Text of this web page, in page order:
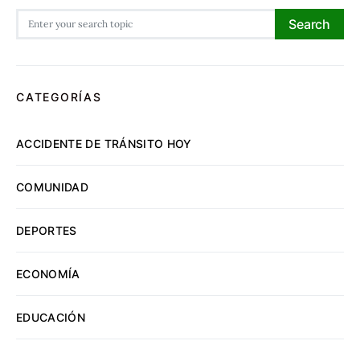
Search
CATEGORÍAS
ACCIDENTE DE TRÁNSITO HOY
COMUNIDAD
DEPORTES
ECONOMÍA
EDUCACIÓN